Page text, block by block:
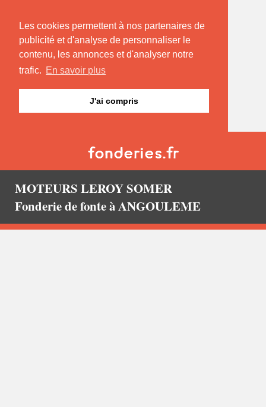
Les cookies permettent à nos partenaires de
publicité et d'analyse de personnaliser le
contenu, les annonces et d'analyser notre
trafic. En savoir plus
J'ai compris
MOTEURS LEROY SOMER
Fonderie de fonte à ANGOULEME